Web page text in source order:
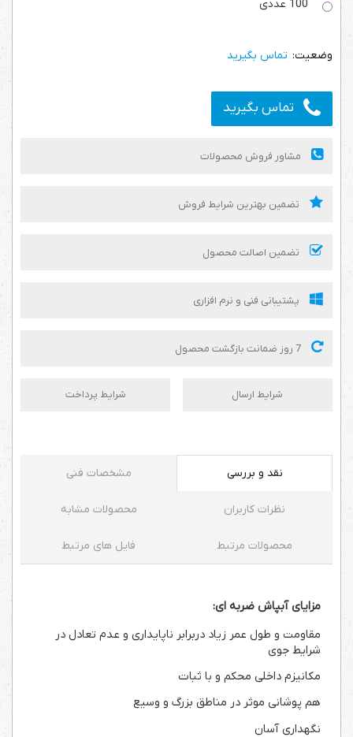
تماس بگیرید
تماس بگیرید
مشاور فروش محصولات
تضمین بهترین شرایط فروش
تضمین اصالت محصول
پشتیبانی فنی و نرم افزاری
شرایط ارسال شرایط پرداخت
نقد و بررسی مشخصات فنی
نظرات کاربران محصولات مشابه
محصولات مرتبط فایل های مرتبط
مزایای آبپاش ضربه ای:
مقاومت و طول عمر زیاد دربرابر ناپایداری و عدم تعادل در
شرایط جوی
مکانیزم داخلی محکم و با ثبات
هم پوشانی موثر در مناطق بزرگ و وسیع
نگهداری آسان